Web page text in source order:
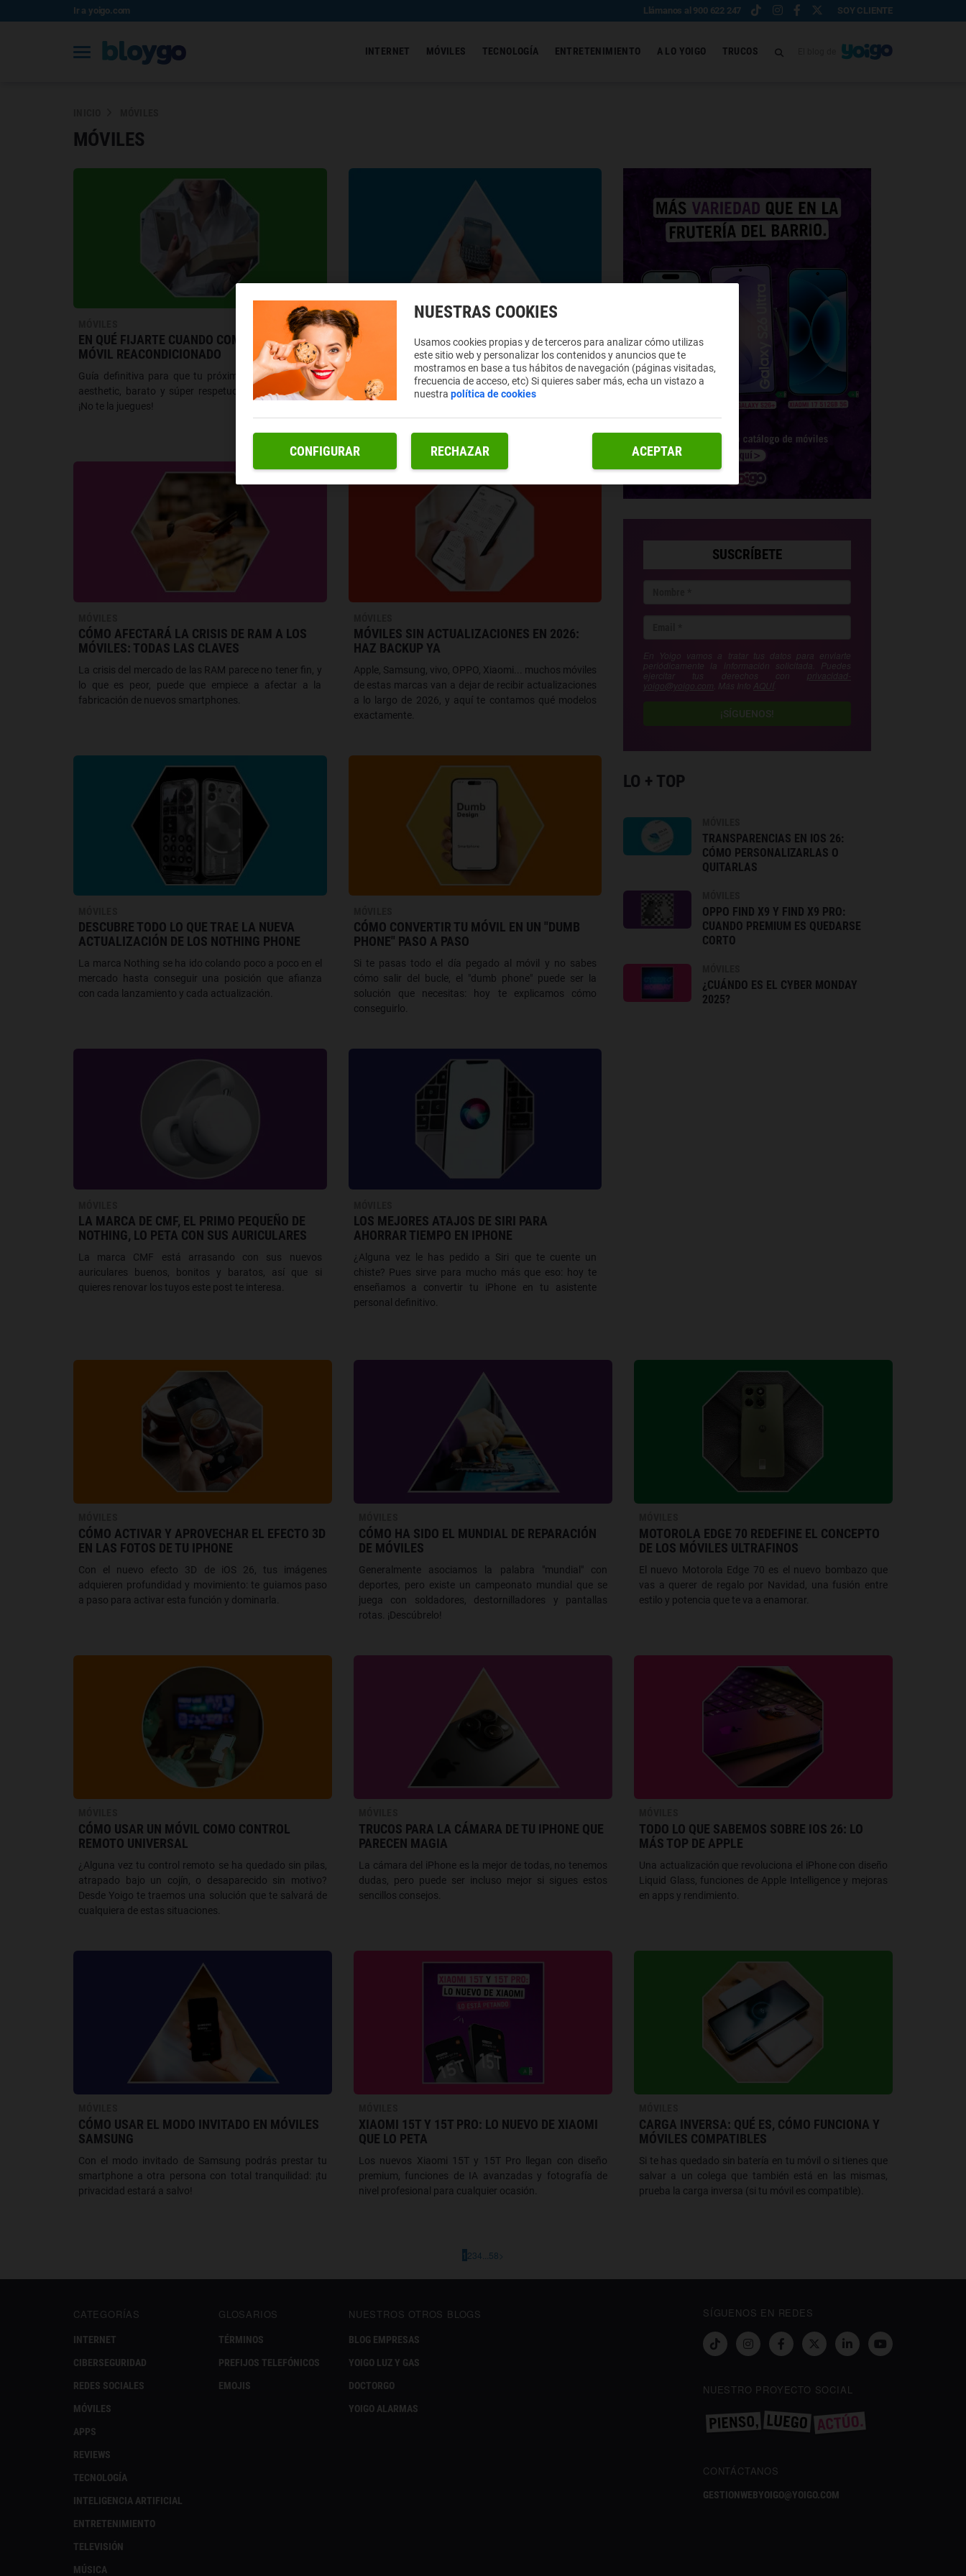
Ir a yoigo.com Llámanos al 900 622 247 SOY CLIENTE
INTERNET MÓVILES TECNOLOGÍA ENTRETENIMIENTO A LO YOIGO TRUCOS
MÓVILES
EN QUÉ FIJARTE CUANDO COMPRES UN
MÓVIL REACONDICIONADO
Guía definitiva para que tu próximo smartphone sea
aesthetic, barato y súper respetuoso con el planeta.
¡No te la juegues!
MÓVILES
EL NUEVO MÓVIL QUE REVIVE LOS MÍTICOS
BLACKBERRY
¿Quién no recuerda los míticos móviles BlackBerry? Si
tú también los echas de menos, tenemos buenas
dispositivo.
CÓMO AFECTARÁ LA CRISIS DE RAM A LOS
MÓVILES: TODAS LAS CLAVES
La crisis del mercado de las RAM parece no tener fin, y
lo que es peor, puede que empiece a afectar a la
fabricación de nuevos smartphones.
MÓVILES SIN ACTUALIZACIONES EN 2026:
HAZ BACKUP YA
Apple, Samsung, vivo, OPPO, Xiaomi... muchos móviles
de estas marcas van a dejar de recibir actualizaciones
a lo largo de 2026, y aquí te contamos qué modelos
exactamente.
DESCUBRE TODO LO QUE TRAE LA NUEVA
ACTUALIZACIÓN DE LOS NOTHING PHONE
La marca Nothing se ha ido colando poco a poco en el
mercado hasta conseguir una posición que afianza
con cada lanzamiento y cada actualización.
CÓMO CONVERTIR TU MÓVIL EN UN "DUMB
PHONE" PASO A PASO
Si te pasas todo el día pegado al móvil y no sabes
cómo salir del bucle, el "dumb phone" puede ser la
solución que necesitas: hoy te explicamos cómo
conseguirlo.
LA MARCA DE CMF, EL PRIMO PEQUEÑO DE
NOTHING, LO PETA CON SUS AURICULARES
La marca CMF está arrasando con sus nuevos
auriculares buenos, bonitos y baratos, así que si
quieres renovar los tuyos este post te interesa.
LOS MEJORES ATAJOS DE SIRI PARA
AHORRAR TIEMPO EN IPHONE
¿Alguna vez le has pedido a Siri que te cuente un
chiste? Pues sirve para mucho más que eso: hoy te
enseñamos a convertir tu iPhone en tu asistente
personal definitivo.
SUSCRÍBETE
En Yoigo vamos a tratar tus datos para enviarte
periódicamente la información solicitada. Puedes
ejercitar tus derechos con privacidad-
yoigo@yoigo.com . Más Info AQUÍ
¡SÍGUENOS!
LO + TOP
TRANSPARENCIAS EN IOS 26:
CÓMO PERSONALIZARLAS O
QUITARLAS
OPPO FIND X9 Y FIND X9 PRO:
CUANDO PREMIUM ES QUEDARSE
CORTO
¿CUÁNDO ES EL CYBER MONDAY
2025?
CÓMO ACTIVAR Y APROVECHAR EL EFECTO 3D
EN LAS FOTOS DE TU IPHONE
Con el nuevo efecto 3D de iOS 26, tus imágenes
adquieren profundidad y movimiento: te guiamos paso
a paso para activar esta función y dominarla.
CÓMO HA SIDO EL MUNDIAL DE REPARACIÓN
DE MÓVILES
Generalmente asociamos la palabra "mundial" con
deportes, pero existe un campeonato mundial que se
juega con soldadores, destornilladores y pantallas
rotas. ¡Descúbrelo!
MOTOROLA EDGE 70 REDEFINE EL CONCEPTO
DE LOS MÓVILES ULTRAFINOS
El nuevo Motorola Edge 70 es el nuevo bombazo que
vas a querer de regalo por Navidad, una fusión entre
estilo y potencia que te va a enamorar.
CÓMO USAR UN MÓVIL COMO CONTROL
REMOTO UNIVERSAL
¿Alguna vez tu control remoto se ha quedado sin pilas,
atrapado bajo un cojín, o desaparecido sin motivo?
Desde Yoigo te traemos una solución que te salvará de
cualquiera de estas situaciones.
TRUCOS PARA LA CÁMARA DE TU IPHONE QUE
PARECEN MAGIA
La cámara del iPhone es la mejor de todas, no tenemos
dudas, pero puede ser incluso mejor si sigues estos
sencillos consejos.
TODO LO QUE SABEMOS SOBRE IOS 26: LO
MÁS TOP DE APPLE
Una actualización que revoluciona el iPhone con diseño
Liquid Glass, funciones de Apple Intelligence y mejoras
en apps y rendimiento.
CÓMO USAR EL MODO INVITADO EN MÓVILES
SAMSUNG
Con el modo invitado de Samsung podrás prestar tu
smartphone a otra persona con total tranquilidad: ¡tu
privacidad estará a salvo!
XIAOMI 15T Y 15T PRO: LO NUEVO DE XIAOMI
QUE LO PETA
Los nuevos Xiaomi 15T y 15T Pro llegan con diseño
premium, funciones de IA avanzadas y fotografía de
nivel profesional para cualquier ocasión.
CARGA INVERSA: QUÉ ES, CÓMO FUNCIONA Y
MÓVILES COMPATIBLES
Si te has quedado sin batería en tu móvil o si tienes que
salvar a un colega que también está en las mismas,
prueba la carga inversa (si tu móvil es compatible).
1 234...58>
CATEGORÍAS
INTERNET
CIBERSEGURIDAD
REDES SOCIALES
MÓVILES
APPS
REVIEWS
TECNOLOGÍA
INTELIGENCIA ARTIFICIAL
ENTRETENIMIENTO
TELEVISIÓN
MÚSICA
GLOSARIOS
TÉRMINOS
PREFIJOS TELEFÓNICOS
EMOJIS
NUESTROS OTROS BLOGS
BLOG EMPRESAS
YOIGO LUZ Y GAS
DOCTORGO
YOIGO ALARMAS
SÍGUENOS EN REDES
NUESTRO PROYECTO SOCIAL
CONTÁCTANOS
GESTIONWEBYOIGO@YOIGO.COM
NUESTRAS COOKIES
Usamos cookies propias y de terceros para analizar cómo utilizas
este sitio web y personalizar los contenidos y anuncios que te
mostramos en base a tus hábitos de navegación (páginas visitadas,
frecuencia de acceso, etc) Si quieres saber más, echa un vistazo a
nuestrapolítica de cookies
RECHAZAR ACEPTAR
CONFIGURAR